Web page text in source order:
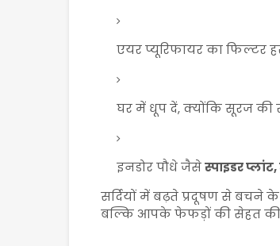
एयर प्यूरिफायर का फिल्टर
घर में धूप दें, क्योंकि सूरज की
इनडोर पौधे जैसेस्पाइडर
सर्दियों में बढ़ते प्रदूषण से बचने
बल्कि आपके फेफड़ों की सेहत की